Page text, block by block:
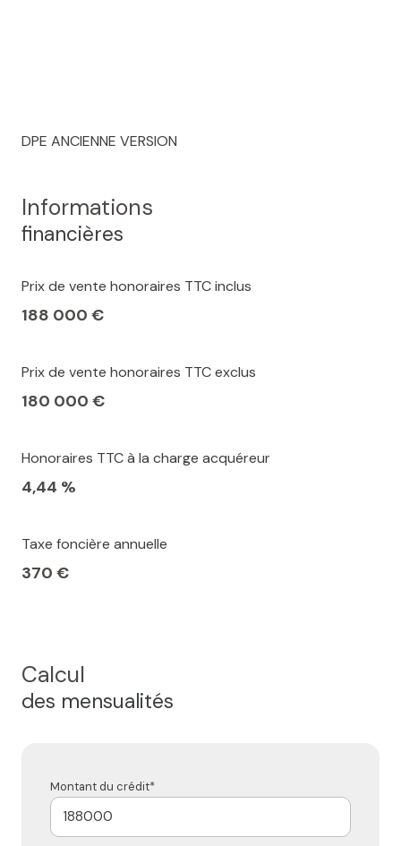
DPE ANCIENNE VERSION
Informations
financières
Prix de vente honoraires TTC inclus
188 000 €
Prix de vente honoraires TTC exclus
180 000 €
Honoraires TTC à la charge acquéreur
4,44 %
Taxe foncière annuelle
370 €
Calcul
des mensualités
Montant du crédit*